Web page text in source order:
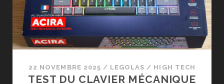
22 NOVEMBRE 2025 / LEGOLAS / HIGH TECH
TEST DU CLAVIER MÉCANIQUE